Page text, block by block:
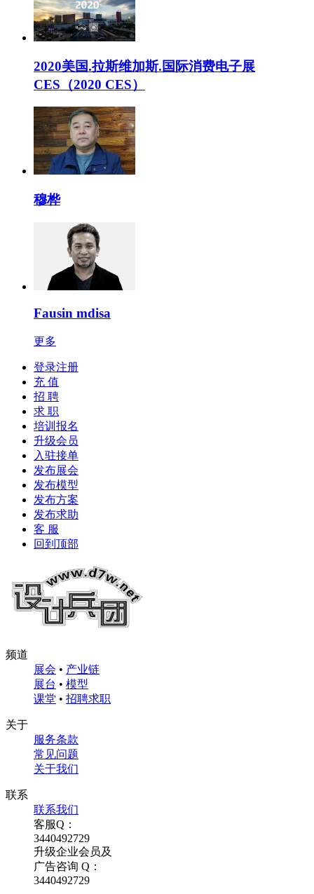
2020美国.拉斯维加斯.国际消费电子展
CES（2020 CES）
穆桦
Fausin mdisa
更多
登录注册
充 值
招 聘
求 职
培训报名
升级会员
入驻接单
发布展会
发布模型
发布方案
发布求助
客 服
回到顶部
频道
展会 • 产业链
展台 • 模型
课堂 • 招聘求职
关于
服务条款
常见问题
关于我们
联系
联系我们
客服Q：
3440492729
升级企业会员及
广告咨询 Q：
3440492729